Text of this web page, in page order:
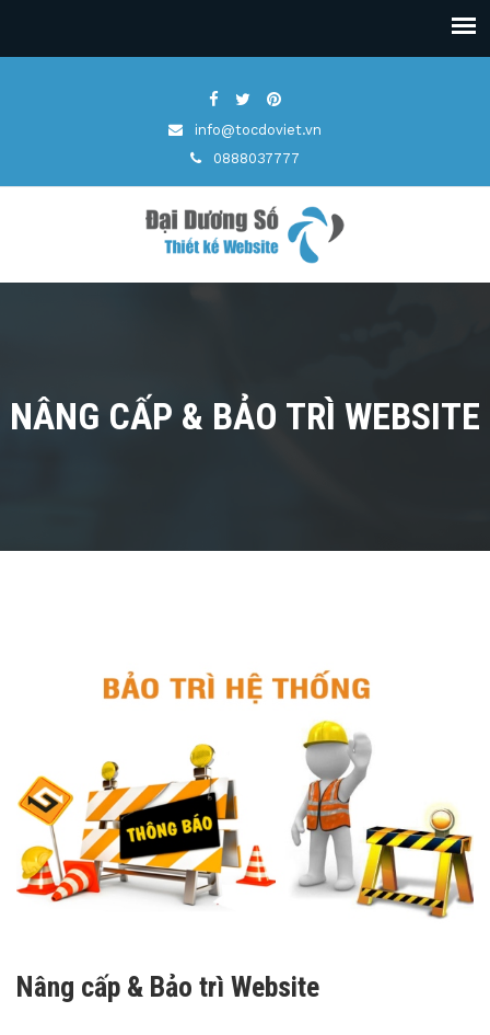
info@tocdoviet.vn
0888037777
NÂNG CẤP & BẢO TRÌ WEBSITE
Nâng cấp & Bảo trì Website